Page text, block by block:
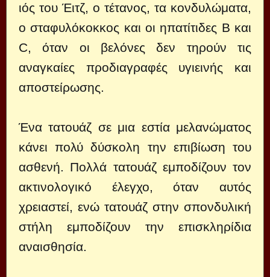
ιός του Έιτζ, ο τέτανος, τα κονδυλώματα,
ο σταφυλόκοκκος και οι ηπατίτιδες B και
C, όταν οι βελόνες δεν τηρούν τις
αναγκαίες προδιαγραφές υγιεινής και
αποστείρωσης.
Ένα τατουάζ σε μια εστία μελανώματος
κάνει πολύ δύσκολη την επιβίωση του
ασθενή. Πολλά τατουάζ εμποδίζουν τον
ακτινολογικό έλεγχο, όταν αυτός
χρειαστεί, ενώ τατουάζ στην σπονδυλική
στήλη εμποδίζουν την επισκληρίδια
αναισθησία.